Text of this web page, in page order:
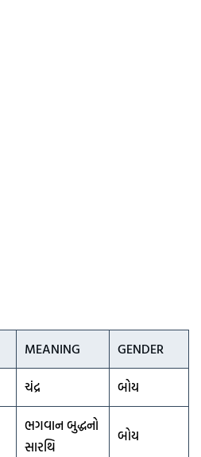
MEANING
GENDER
ચંદ્ર બોય
ભગવાન બુદ્ધનો
સારથિ
બોય